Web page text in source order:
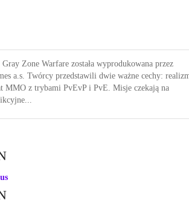
Zone Warfare została wyprodukowana przez
a.s. Twórcy przedstawili dwie ważne cechy:
MMO z trybami PvEvP i PvE. Misje czekają na